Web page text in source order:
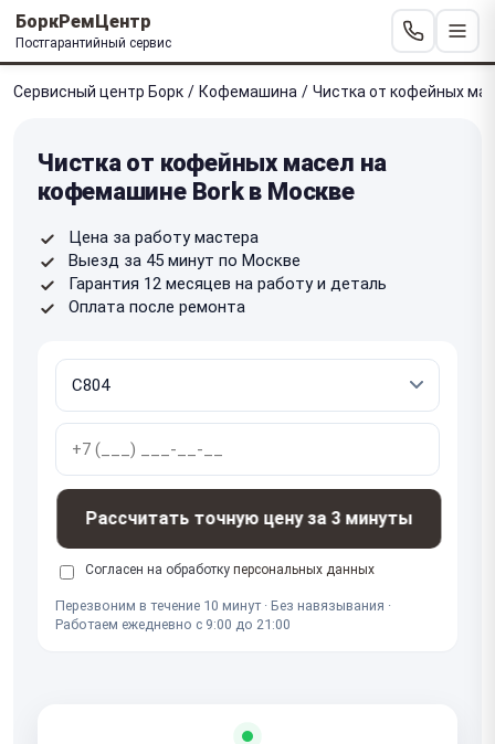
БоркРемЦентр
Постгарантийный сервис
Сервисный центр Борк / Кофемашина / Чистка от кофейных
Чистка от кофейных масел на
кофемашине Bork в Москве
Цена за работу мастера
Выезд за 45 минут по Москве
Гарантия 12 месяцев на работу и деталь
Оплата после ремонта
Рассчитать точную цену за 3 минуты
Согласен на обработку персональных данных
Перезвоним в течение 10 минут · Без навязывания ·
Работаем ежедневно с 9:00 до 21:00